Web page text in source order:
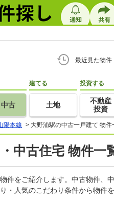
最近見た物件
中古
建てる
土地
投資する
不動産
投資
陽本線 > 大野浦駅の中古一戸建て 物件
中古住宅 物件一
件をご紹介します。中古物件、
・人気のこだわり条件から物件